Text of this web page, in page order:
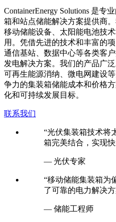
ContainerEnergy Solutions 是专
箱和站点储能解决方案提供商
移动储能设备、太阳能电池技
用。凭借先进的技术和丰富的
通信基站、数据中心等各类客
发电解决方案。我们的产品广
可再生能源消纳、微电网建设
争力的集装箱储能成本和价格
化和可持续发展目标。
联系我们
“光伏集装箱技术将
箱完美结合，实现
— 光伏专家
“移动储能集装箱为
了可靠的电力解决
— 储能工程师